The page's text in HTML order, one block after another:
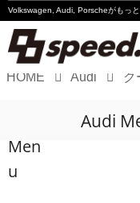
Volkswagen, Audi, Porscheがもっ
HOME Audi ク
Men
u
Audi